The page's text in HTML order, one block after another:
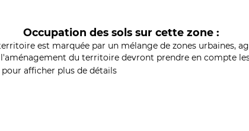
Occupation des sols sur cette zone :
est marquée par un mélange de zones urbaines,
du territoire devront prendre en compte
afficher plus de détails